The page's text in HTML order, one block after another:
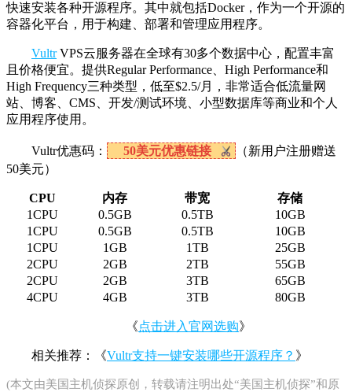
快速安装各种开源程序。其中就包括Docker，作为一个开源的
容器化平台，用于构建、部署和管理应用程序。
VultrVPS云服务器在全球有30多个数据中心，配置丰富
且价格便宜。提供Regular Performance、High Performance和
High Frequency三种类型，低至$2.5/月，非常适合低流量网
站、博客、CMS、开发/测试环境、小型数据库等商业和个人
应用程序使用。
Vultr优惠码： 50美元优惠链接
（新用户注册赠送
50美元）
CPU 内存 带宽
存储
1CPU
0.5GB 0.5TB
10GB
1CPU
0.5GB 0.5TB
10GB
1CPU
1GB 1TB
25GB
2CPU
2GB 2TB
55GB
2CPU
2GB 3TB
65GB
4CPU
4GB 3TB 80GB
《点击进入官网选购》
相关推荐：《Vultr支持一键安装哪些开源程序？ 》
(本文由美国主机侦探原创，转载请注明出处“美国主机侦探”和原